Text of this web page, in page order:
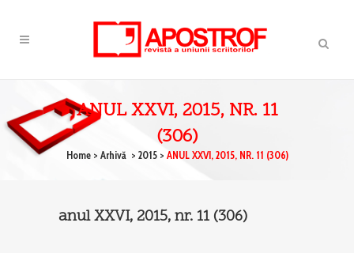
ANUL XXVI, 2015, NR. 11
(306)
Home> Arhivă > 2015> ANUL XXVI, 2015, NR. 11 (306)
anul XXVI, 2015, nr. 11 (306)